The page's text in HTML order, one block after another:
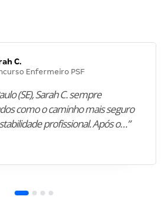
C.
Enfermeiro PSF
(SE), Sarah C. sempre
como o caminho mais seguro
profissional. Após o…”